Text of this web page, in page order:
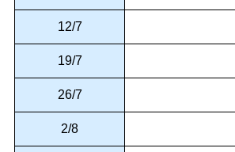
12/7
19/7
26/7
2/8